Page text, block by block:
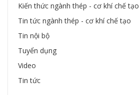
Kiến thức ngành thép - cơ khí chế tạo
Tin tức ngành thép - cơ khí chế tạo
Tin nội bộ
Tuyển dụng
Video
Tin tức